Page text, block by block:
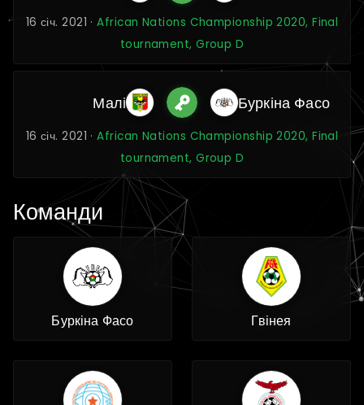
16 січ. 2021 ·African Nations Championship 2020, Final
tournament, Group D
Малі Буркіна Фасо
16 січ. 2021 ·African Nations Championship 2020, Final
tournament, Group D
Команди
Буркіна Фасо Гвінея